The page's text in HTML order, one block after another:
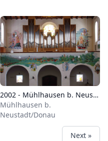
2002 - Mühlhausen b. Neustadt/Donau
Mühlhausen b.
Neustadt/Donau
Next »